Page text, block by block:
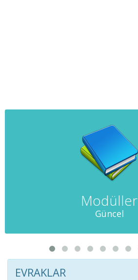
Modüller
Güncel
EVRAKLAR